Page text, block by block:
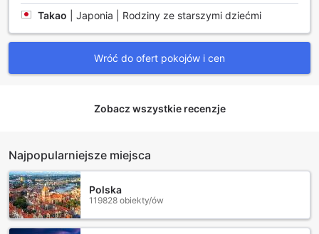
gotowy, by pomóc w organizacji atrakcji czy transportu, a
w publicznych obszarach hotelu goście mają dostęp do
bezpłatnego Wi-Fi, co umożliwia pozostanie w kontakcie z
palaczy przewidziano wyznaczone miejsca, a także
możliwość przechowywania bagażu, co czyni Cal Mar
zarówno w celach biznesowych, jak i turystycznych.
Cal Mar Hotel Suites w Los Angeles to idealne miejsce dla
podróżnych, którzy cenią sobie wygodę i łatwy dostęp do
transportu. Hotel oferuje szeroki wachlarz udogodnień
transportowych, w tym możliwość wynajmu samochodu, co
pozwala gościom na swobodne odkrywanie uroków miasta
Takao Japonia | Rodziny ze starszymi dziećmi
Wróć do ofert pokojów i cen
Zobacz wszystkie recenzje
Najpopularniejsze miejsca
Polska
119828 obiekty/ów